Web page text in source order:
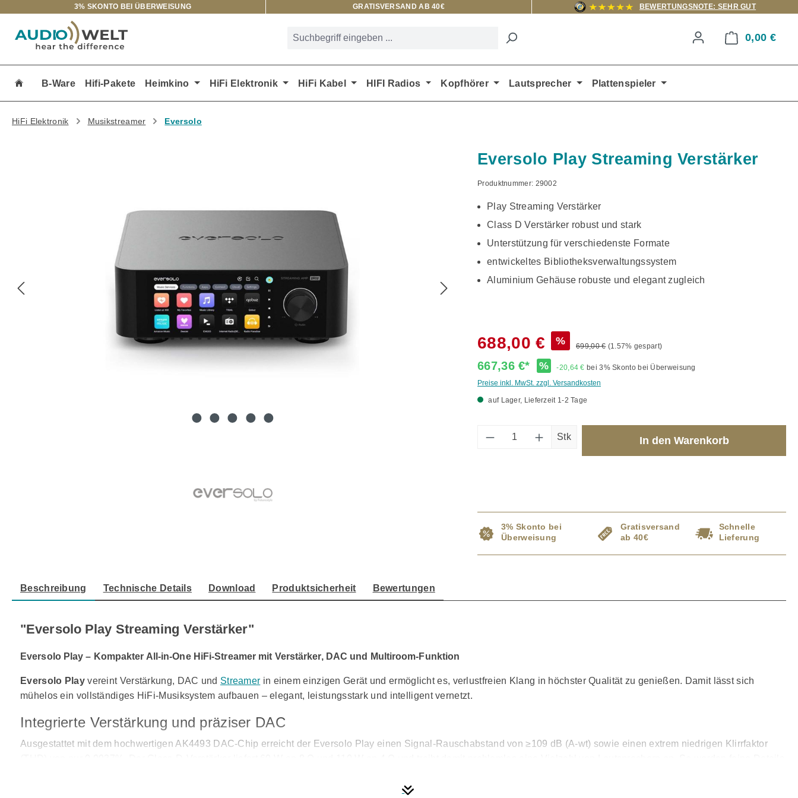
Hauptinhalt springen
Zur Suche springen
Zur Hauptnavigation springen
3% SKONTO BEI ÜBERWEISUNG GRATISVERSAND AB 40€ BEWERTUNGSNOTE: SEHR GUT
0,00 €
B-Ware Hifi-Pakete Heimkino HiFi Elektronik HiFi Kabel HIFI Radios Kopfhörer Lautsprecher Plattenspieler
HiFi Elektronik Musikstreamer Eversolo
Eversolo Play Streaming Verstärker
Produktnummer: 29002
Play Streaming Verstärker
Class D Verstärker robust und stark
Unterstützung für verschiedenste Formate
entwickeltes Bibliotheksverwaltungssystem
Aluminium Gehäuse robuste und elegant zugleich
688,00 € % 699,00 € (1.57% gespart)
667,36 €* % -20,64 € bei 3% Skonto bei Überweisung
Preise inkl. MwSt. zzgl. Versandkosten
auf Lager, Lieferzeit 1-2 Tage
Produkt Anzahl: Gib den gewünschten Wert ein
Stk In den Warenkorb
3% Skonto bei
Überweisung
Gratisversand
ab 40€
Schnelle
Lieferung
Beschreibung Technische Details Download Produktsicherheit Bewertungen
"Eversolo Play Streaming Verstärker"
Eversolo Play – Kompakter All-in-One HiFi-Streamer mit Verstärker, DAC und Multiroom-Funktion
Eversolo Playvereint Verstärkung, DAC und Streamer in einem einzigen Gerät und ermöglicht es, verlustfreien Klang in höchster Qualität zu genießen. Damit lässt sich
mühelos ein vollständiges HiFi-Musiksystem aufbauen – elegant, leistungsstark und intelligent vernetzt.
Integrierte Verstärkung und präziser DAC
Ausgestattet mit dem hochwertigen AK4493 DAC-Chip erreicht der Eversolo Play einen Signal-Rauschabstand von ≥109 dB (A-wt) sowie einen extrem niedrigen Klirrfaktor